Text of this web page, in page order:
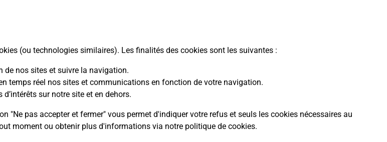
(ou technologies similaires). Les finalités des cookies sont les suivantes :
de nos sites et suivre la navigation.
temps réel nos sites et communications en fonction de votre navigation.
sur notre site et en dehors.
"Ne pas accepter et fermer" vous permet d'indiquer votre refus et seuls les cookies nécessaires au
moment ou obtenir plus d'informations via notre politique de cookies.